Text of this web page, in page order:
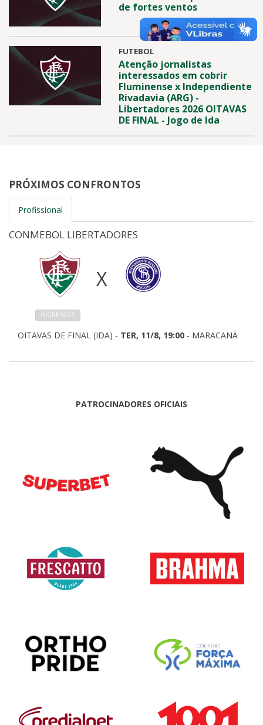
de fortes ventos
FUTEBOL
Atenção jornalistas
interessados em cobrir
Fluminense x Independiente
Rivadavia (ARG) -
Libertadores 2026 OITAVAS
DE FINAL - Jogo de Ida
PRÓXIMOS CONFRONTOS
Profissional
CONMEBOL LIBERTADORES
X
INGRESSOS
OITAVAS DE FINAL (IDA) - TER, 11/8, 19:00 - MARACANÃ
PATROCINADORES OFICIAIS